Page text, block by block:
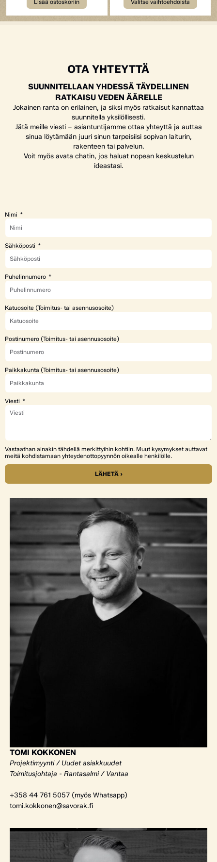
Lisää ostoskoriin Valitse vaihtoehdoista
OTA YHTEYTTÄ
SUUNNITELLAAN YHDESSÄ TÄYDELLINEN
RATKAISU VEDEN ÄÄRELLE
Jokainen ranta on erilainen, ja siksi myös ratkaisut kannattaa
suunnitella yksilöllisesti.
Jätä meille viesti – asiantuntijamme ottaa yhteyttä ja auttaa
sinua löytämään juuri sinun tarpeisiisi sopivan laiturin,
rakenteen tai palvelun.
Voit myös avata chatin, jos haluat nopean keskustelun
ideastasi.
Nimi
Sähköposti
Puhelinnumero
Katuosoite (Toimitus- tai asennusosoite)
Postinumero (Toimitus- tai asennusosoite)
Paikkakunta (Toimitus- tai asennusosoite)
Viesti
Vastaathan ainakin tähdellä merkittyihin kohtiin. Muut kysymykset auttavat
meitä kohdistamaan yhteydenottopyynnön oikealle henkilölle.
LÄHETÄ ›
TOMI KOKKONEN
Projektimyynti / Uudet asiakkuudet
Toimitusjohtaja - Rantasalmi / Vantaa
+358 44 761 5057 (myös Whatsapp)
tomi.kokkonen@savorak.fi